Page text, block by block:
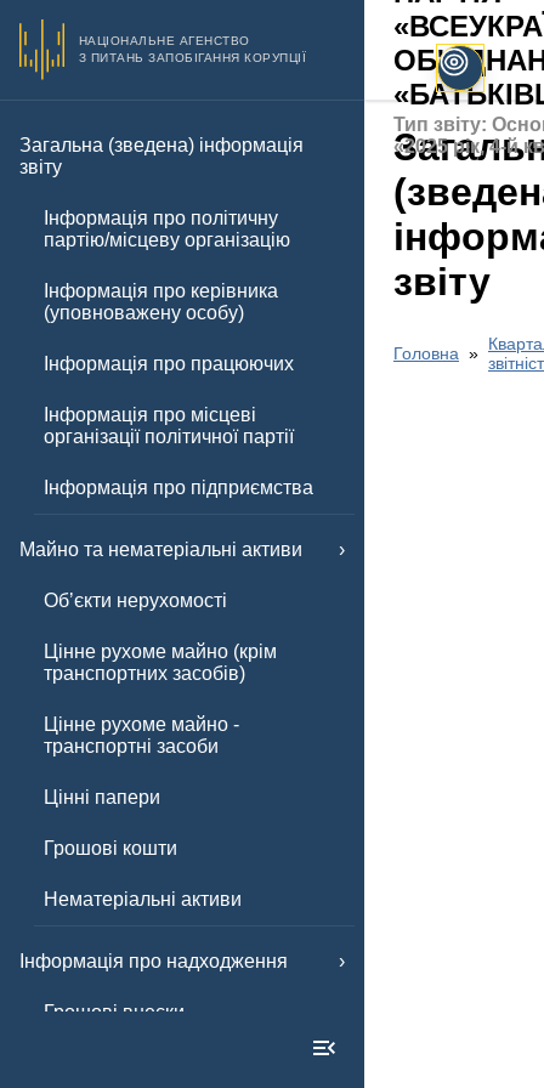
НАЦІОНАЛЬНЕ АГЕНСТВО
З ПИТАНЬ ЗАПОБІГАННЯ КОРУПЦІЇ
Загальна (зведена) інформація
звіту
Інформація про політичну
партію/місцеву організацію
Інформація про керівника
(уповноважену особу)
Інформація про працюючих
Інформація про місцеві
організації політичної партії
Інформація про підприємства
Майно та нематеріальні активи
Обʼєкти нерухомості
Цінне рухоме майно (крім
транспортних засобів)
Цінне рухоме майно -
транспортні засоби
Цінні папери
Грошові кошти
Нематеріальні активи
Інформація про надходження
Грошові внески
Тип звіту:
«2025 рік, 4-й
звіту
Головна